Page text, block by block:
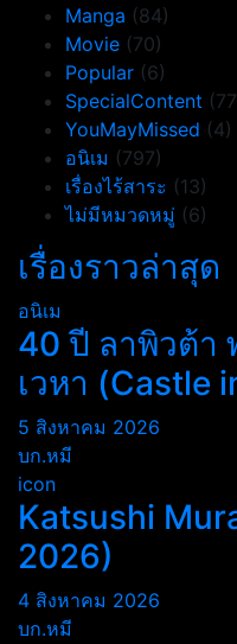
Manga (84)
Movie (70)
Popular (6)
SpecialContent
YouMayMissed (4)
อนิเม (797)
เรื่องไร้สาระ (13)
ไม่มีหมวดหมู่ (6)
เรื่องราวล่าสุด
อนิเม
40 ปี ลาพิวต้า
เวหา (Castle
5 สิงหาคม 2026
บก.หมี
icon
Katsushi
2026)
4 สิงหาคม 2026
บก.หมี